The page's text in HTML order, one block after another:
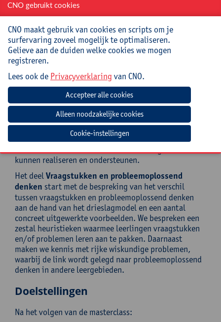
aan hun volgende onderwijstraject kunnen beginnen.
Belangrijk in dit deel is het juiste gebruik van
definities en eigenschappen, van tekenen en
construeren en ook hier weer van het juist wiskundig
formuleren van gedane vaststellingen.
DAG 4:
In het deelRationale getallenbespreken we hoe we
bij leerlingen van de laatste jaren van de lagere school
de inzichten en vaardigheden van getallenkennis en
bewerkingen kunnen uitbreiden. De ontwikkeling van
de kennis van natuurlijke getallen tot rationale
getallen is een belangrijke stap. We bespreken hoe je
die “uitdagend nieuwe getallen” kunt aanreiken en
kunnen realiseren en ondersteunen.
Het deelVraagstukken en probleemoplossend
denken start met de bespreking van het verschil
tussen vraagstukken en probleemoplossend denken
aan de hand van het drieslagmodel en een aantal
concreet uitgewerkte voorbeelden. We bespreken een
zestal heuristieken waarmee leerlingen vraagstukken
en/of problemen leren aan te pakken. Daarnaast
maken we kennis met rijke wiskundige problemen,
waarbij de link wordt gelegd naar probleemoplossend
denken in andere leergebieden.
Doelstellingen
Na het volgen van de masterclass:
CNO gebruikt cookies
CNO maakt gebruik van cookies en scripts om je
surfervaring zoveel mogelijk te optimaliseren.
Gelieve aan de duiden welke cookies we mogen
registreren.
Lees ook de Privacyverklaring van CNO.
Cookie-instellingen